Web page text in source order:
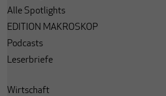
Alle Spotlights
EDITION MAKROSKOP
Podcasts
Leserbriefe
Wirtschaft